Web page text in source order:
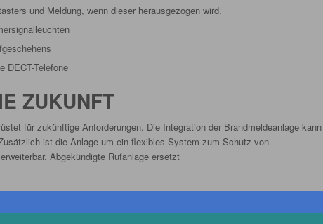
und Meldung, wenn dieser herausgezogen wird.
DECT-Telefone
ZUKUNFT
für zukünftige Anforderungen. Die Integration der Brandmeldeanlage kann
ist die Anlage um ein flexibles System zum Schutz von
Abgekündigte Rufanlage ersetzt